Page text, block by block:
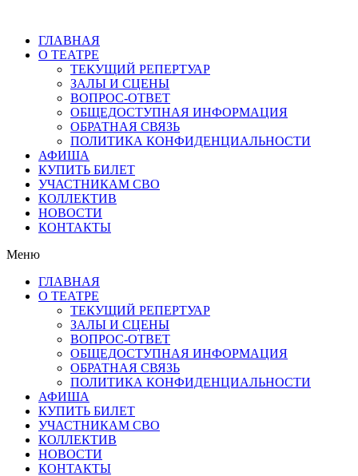
ГЛАВНАЯ
О ТЕАТРЕ
ТЕКУЩИЙ РЕПЕРТУАР
ЗАЛЫ И СЦЕНЫ
ВОПРОС-ОТВЕТ
ОБЩЕДОСТУПНАЯ ИНФОРМАЦИЯ
ОБРАТНАЯ СВЯЗЬ
ПОЛИТИКА КОНФИДЕНЦИАЛЬНОСТИ
АФИША
КУПИТЬ БИЛЕТ
УЧАСТНИКАМ СВО
КОЛЛЕКТИВ
НОВОСТИ
КОНТАКТЫ
Меню
ГЛАВНАЯ
О ТЕАТРЕ
ТЕКУЩИЙ РЕПЕРТУАР
ЗАЛЫ И СЦЕНЫ
ВОПРОС-ОТВЕТ
ОБЩЕДОСТУПНАЯ ИНФОРМАЦИЯ
ОБРАТНАЯ СВЯЗЬ
ПОЛИТИКА КОНФИДЕНЦИАЛЬНОСТИ
АФИША
КУПИТЬ БИЛЕТ
УЧАСТНИКАМ СВО
КОЛЛЕКТИВ
НОВОСТИ
КОНТАКТЫ